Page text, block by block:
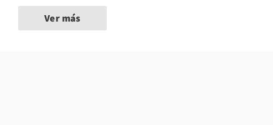
Ver más